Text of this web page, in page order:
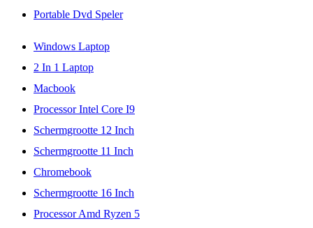
Portable Dvd Speler
Windows Laptop
2 In 1 Laptop
Macbook
Processor Intel Core I9
Schermgrootte 12 Inch
Schermgrootte 11 Inch
Chromebook
Schermgrootte 16 Inch
Processor Amd Ryzen 5